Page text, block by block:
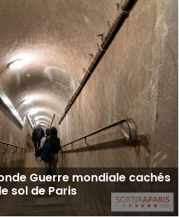
Guerre mondiale cachés
sol de Paris